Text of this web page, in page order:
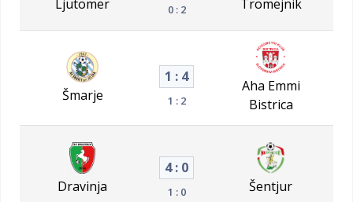
Ljutomer 0 : 2 Tromejnik
Šmarje
1 : 4
1 : 2
Aha Emmi
Bistrica
Dravinja
4 : 0
1 : 0 Šentjur